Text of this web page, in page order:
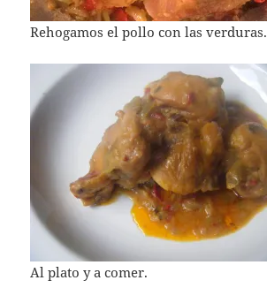
Rehogamos el pollo con las verduras.
Al plato y a comer.